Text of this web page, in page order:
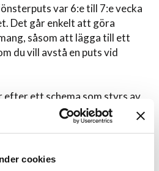
cookies
var 6:e till 7:e vecka
Det går enkelt att göra
såsom att lägga till ett
du vill avstå en puts vid
efter ett schema som styrs av
I vårt putsschemaser du när
startar, då kommer du